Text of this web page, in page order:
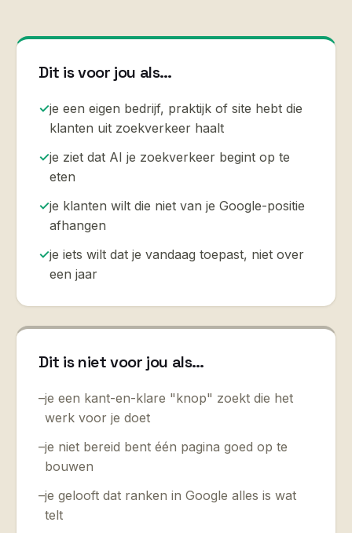
Dit is voor jou als…
✓je een eigen bedrijf, praktijk of site hebt die
klanten uit zoekverkeer haalt
✓je ziet dat AI je zoekverkeer begint op te
eten
✓je klanten wilt die niet van je Google-positie
afhangen
✓je iets wilt dat je vandaag toepast, niet over
een jaar
Dit is niet voor jou als…
–je een kant-en-klare "knop" zoekt die het
werk voor je doet
–je niet bereid bent één pagina goed op te
bouwen
–je gelooft dat ranken in Google alles is wat
telt